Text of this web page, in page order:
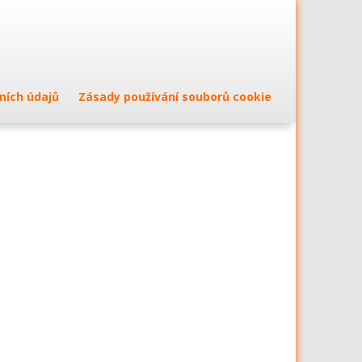
údajů Zásady používání souborů cookie